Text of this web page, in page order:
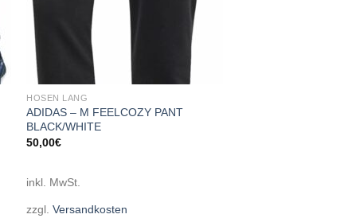
HOSEN LANG
ADIDAS – M FEELCOZY PANT
BLACK/WHITE
50,00€
inkl. MwSt.
zzgl.Versandkosten